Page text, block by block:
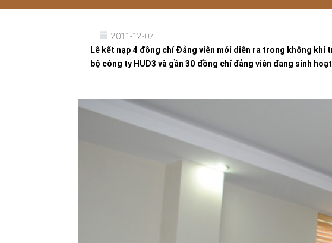
2011-12-07
Lễ kết nạp 4 đồng chí Đảng viên mới diễn ra trong không khí
bộ công ty HUD3 và gần 30 đồng chí đảng viên đang sinh